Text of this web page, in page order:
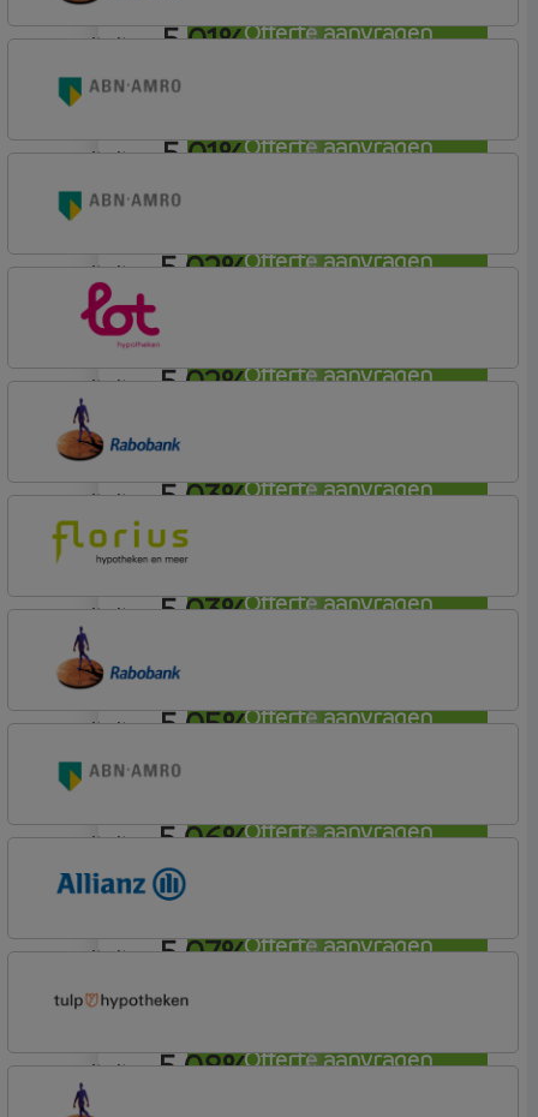
Offerte aanvragen
5,01%
Offerte aanvragen
annuiteit
5,01%
Offerte aanvragen
Basisvoorwaarden (incl korting)
annuiteit
5,02%
Offerte aanvragen
Woning
annuiteit
5,02%
Offerte aanvragen
ABN AMRO Bank
Woning (Incl. Korting)
annuiteit
5,03%
Offerte aanvragen
Lot Hypotheken
annuiteit
5,03%
Offerte aanvragen
Rabobank Spaarbank
Plusvoorwaarden (Incl. Korting)
annuiteit
5,05%
Offerte aanvragen
Florius
Profijt twaalf
annuiteit
5,06%
Offerte aanvragen
Basisvoorwaarden
annuiteit
5,07%
Offerte aanvragen
Budget
annuiteit
5,08%
Allianz
annuiteit
Tulp Hypotheken